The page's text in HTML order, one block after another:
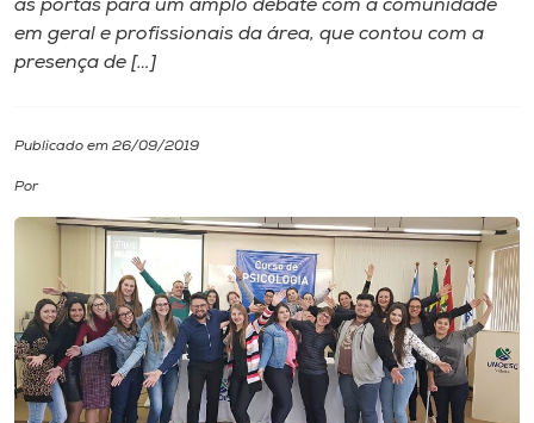
I.nova
Cultura
Biblioteca
Editora
as portas para um amplo debate com a comunidade
em geral e profissionais da área, que contou com a
presença de […]
Publicado em 26/09/2019
Por